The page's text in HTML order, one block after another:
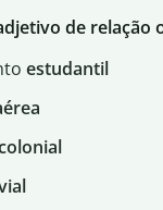
de relação
estudantil